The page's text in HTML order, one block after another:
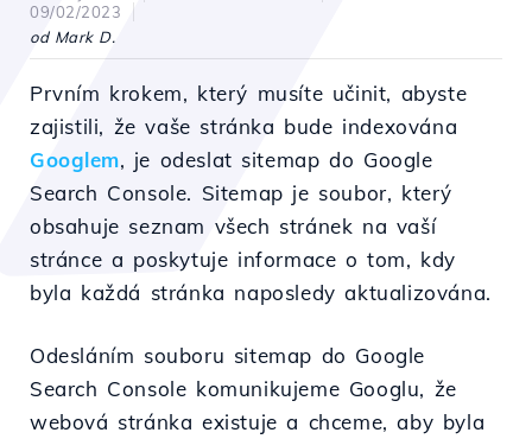
09/02/2023
od Mark D.
Prvním krokem, který musíte učinit, abyste
zajistili, že vaše stránka bude indexována
Googlem, je odeslat sitemap do Google
Search Console. Sitemap je soubor, který
obsahuje seznam všech stránek na vaší
stránce a poskytuje informace o tom, kdy
byla každá stránka naposledy aktualizována.
Odesláním souboru sitemap do Google
Search Console komunikujeme Googlu, že
webová stránka existuje a chceme, aby byla